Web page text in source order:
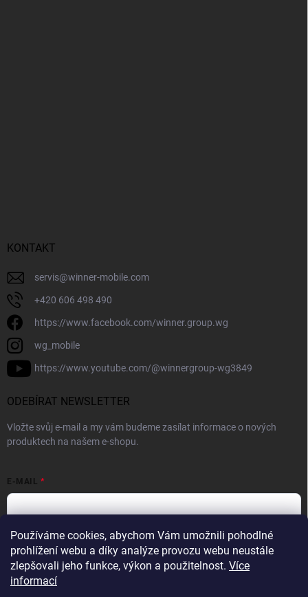
Používáme cookies, abychom Vám umožnili pohodlné
prohlížení webu a díky analýze provozu webu neustále
zlepšovali jeho funkce, výkon a použitelnost. Více
informací
KONTAKT
servis@winner-mobile.com
+420 606 498 490
https://www.facebook.com/winner.group.wg
wg_mobile
https://www.youtube.com/@winnergroup-wg3849
ODEBÍRAT NEWSLETTER
Vložte svůj e-mail a my vám budeme zasílat informace o nových
produktech na našem e-shopu.
E-MAIL
Vložením e-mailové adresy souhlasíte se zpracováním osobních
údajů v souladu seZásadami ochrany osobních údajů.
Přihlásit se